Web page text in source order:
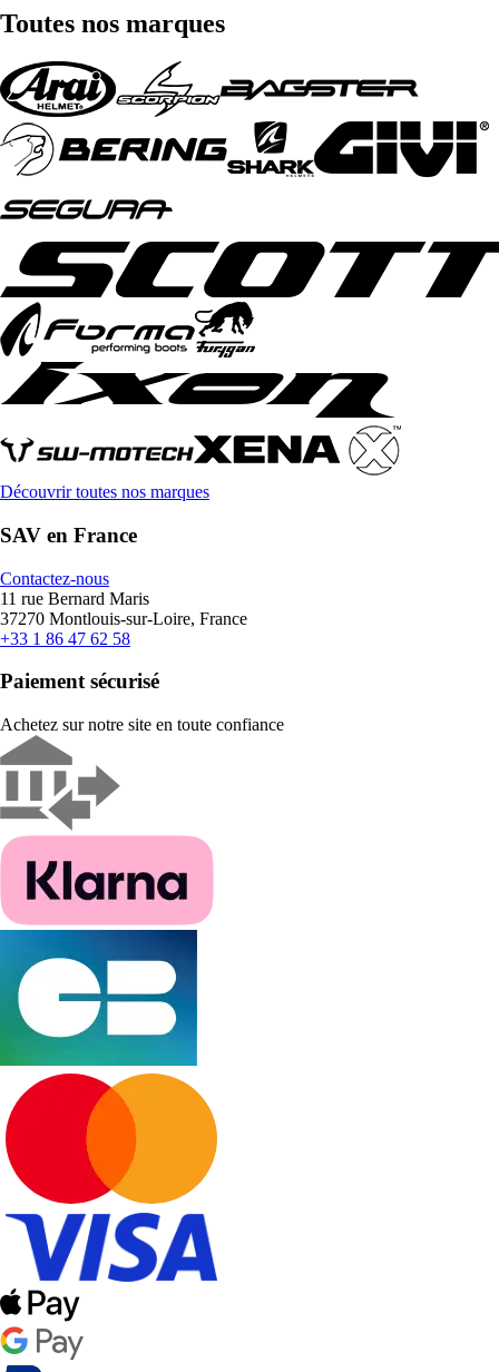
Toutes nos marques
Découvrir toutes nos marques
SAV en France
Contactez-nous
11 rue Bernard Maris
37270 Montlouis-sur-Loire, France
+33 1 86 47 62 58
Paiement sécurisé
Achetez sur notre site en toute confiance